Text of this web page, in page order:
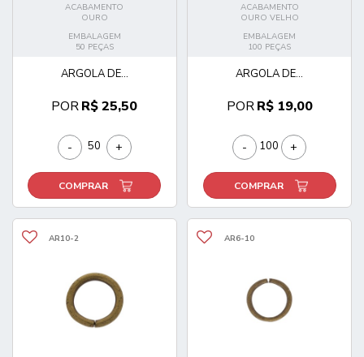
ACABAMENTO
OURO
EMBALAGEM
50 PEÇAS
ARGOLA DE...
PORR$ 25,50
- +
COMPRAR
ACABAMENTO
OURO VELHO
EMBALAGEM
100 PEÇAS
ARGOLA DE...
PORR$ 19,00
- +
COMPRAR
AR10-2 AR6-10